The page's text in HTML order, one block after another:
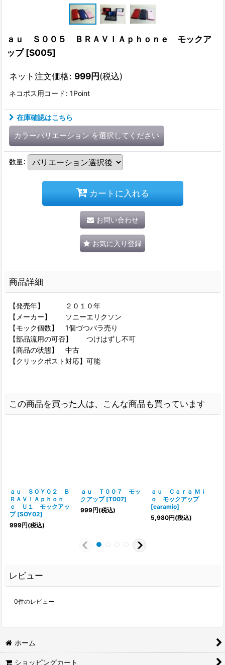
ａｕ Ｓ００５ ＢＲＡＶＩＡｐｈｏｎｅ モックア
ップ [S005]
ネット注文価格: 999円(税込)
ネコポス用コード : 1Point
在庫確認はこちら
カラーバリエーション を選択してください
数量:
カートに入れる
お問い合わせ
お気に入り登録
商品詳細
【発売年】 ２０１０年
【メーカー】 ソニーエリクソン
【モック個数】 1個づつバラ売り
【部品流用の可否】 つけはずし不可
【商品の状態】 中古
【クリックポスト対応】可能
この商品を買った人は、こんな商品も買っています
ａｕ ＳＯＹ０２ Ｂ
ＲＡＶＩＡｐｈｏｎ
ｅ Ｕ１ モックアッ
プ [SOY02]
999円(税込)
ａｕ Ｔ００７ モッ
クアップ [T007]
999円(税込)
ａｕ Ｃａｒａ Ｍｉ
ｏ モックアップ
[caramio]
5,980円(税込)
レビュー
0件のレビュー
ホーム
ショッピングカート